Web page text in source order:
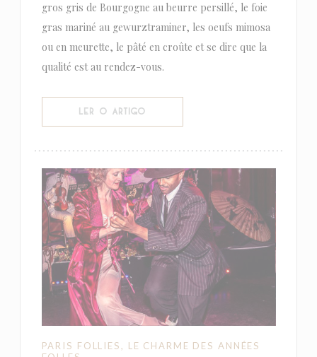
gros gris de Bourgogne au beurre persillé, le foie
gras mariné au gewurztraminer, les oeufs mimosa
ou en meurette, le pâté en croûte et se dire que la
qualité est au rendez-vous.
LER O ARTIGO
PARIS FOLLIES, LE CHARME DES ANNÉES